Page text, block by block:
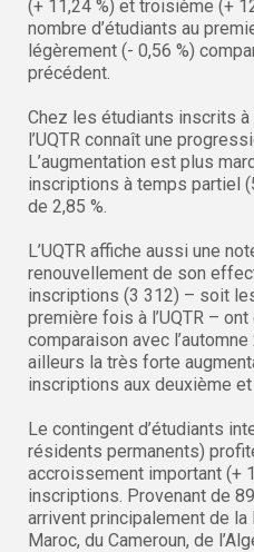
(+ 11,24 %) et troisième (+
nombre d’étudiants au
légèrement (- 0,56 %)
précédent.
Chez les étudiants inscrits
l’UQTR connaît une
L’augmentation est plus
inscriptions à temps partiel
de 2,85 %.
L’UQTR affiche aussi une
renouvellement de son
inscriptions (3 312) – soit
première fois à l’UQTR – ont
comparaison avec
ailleurs la très forte
inscriptions aux deuxième
Le contingent d’étudiants
résidents permanents)
accroissement important (+
inscriptions. Provenant de
arrivent principalement de la
Maroc, du Cameroun, de